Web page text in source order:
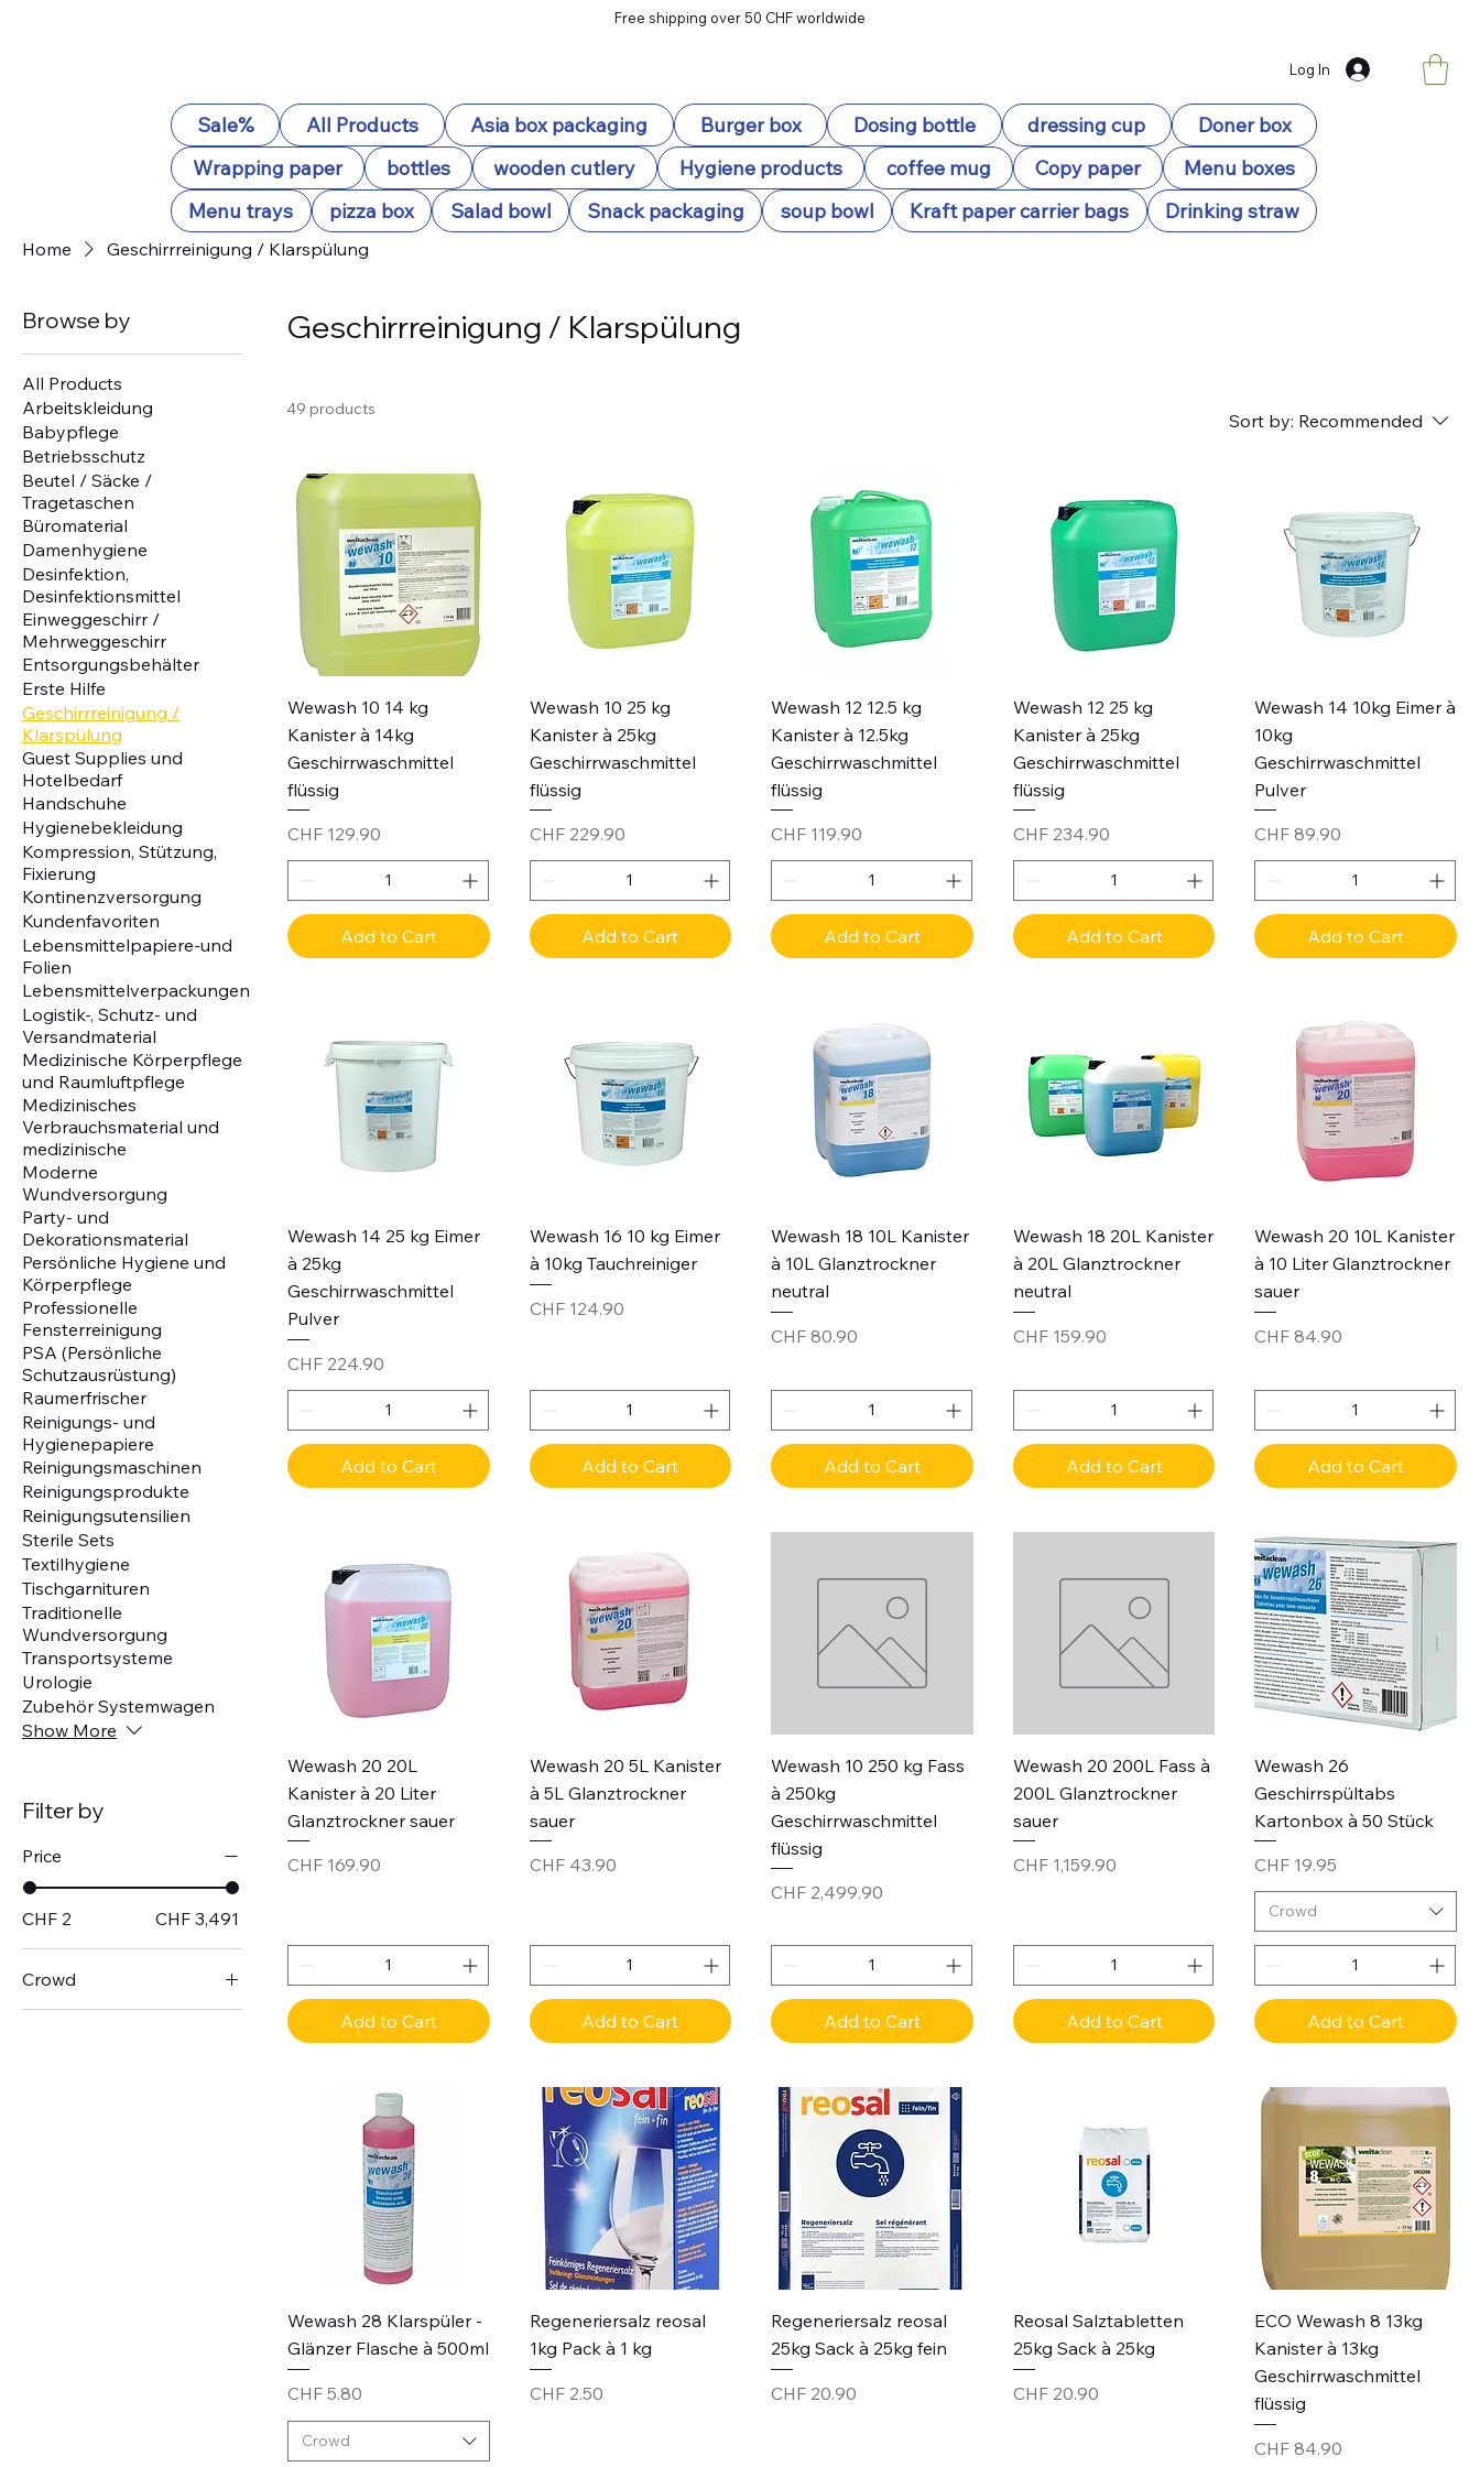
Free shipping over 50 CHF worldwide
Sale% All Products Asia box packaging Burger box Dosing bottle dressing cup
Doner box
Wrapping paper
bottles wooden cutlery Hygiene products coffee mug Copy paper
Menu boxes
Menu trays
pizza box Salad bowl Snack packaging soup bowl Kraft paper carrier bags Drinking straw
Log In
Home Geschirrreinigung / Klarspülung
Browse by
All Products
Arbeitskleidung
Babypflege
Betriebsschutz
Beutel / Säcke /
Tragetaschen
Büromaterial
Damenhygiene
Desinfektion,
Desinfektionsmittel
Einweggeschirr /
Mehrweggeschirr
Entsorgungsbehälter
Erste Hilfe
Geschirrreinigung /
Klarspülung
Guest Supplies und
Hotelbedarf
Handschuhe
Hygienebekleidung
Kompression, Stützung,
Fixierung
Kontinenzversorgung
Kundenfavoriten
Lebensmittelpapiere-und
Folien
Lebensmittelverpackungen
Logistik-, Schutz- und
Versandmaterial
Medizinische Körperpflege
und Raumluftpflege
Medizinisches
Verbrauchsmaterial und
medizinische
Moderne
Wundversorgung
Party- und
Dekorationsmaterial
Persönliche Hygiene und
Körperpflege
Professionelle
Fensterreinigung
PSA (Persönliche
Schutzausrüstung)
Raumerfrischer
Reinigungs- und
Hygienepapiere
Reinigungsmaschinen
Reinigungsprodukte
Reinigungsutensilien
Sterile Sets
Textilhygiene
Tischgarnituren
Traditionelle
Wundversorgung
Transportsysteme
Urologie
Zubehör Systemwagen
Show More
Filter by
Price
CHF 2 CHF 3,491
Crowd
Geschirrreinigung / Klarspülung
49 products
Sort by: Recommended
Wewash 10 14 kg
Kanister à 14kg
Geschirrwaschmittel
flüssig
Price
CHF 129.90
Add to Cart
Wewash 10 25 kg
Kanister à 25kg
Geschirrwaschmittel
flüssig
Price
CHF 229.90
Add to Cart
Wewash 12 12.5 kg
Kanister à 12.5kg
Geschirrwaschmittel
flüssig
Price
CHF 119.90
Add to Cart
Wewash 12 25 kg
Kanister à 25kg
Geschirrwaschmittel
flüssig
Price
CHF 234.90
Add to Cart
Wewash 14 10kg Eimer à
10kg
Geschirrwaschmittel
Pulver
Price
CHF 89.90
Add to Cart
Wewash 14 25 kg Eimer
à 25kg
Geschirrwaschmittel
Pulver
Price
CHF 224.90
Add to Cart
Wewash 16 10 kg Eimer
à 10kg Tauchreiniger
Price
CHF 124.90
Add to Cart
Wewash 18 10L Kanister
à 10L Glanztrockner
neutral
Price
CHF 80.90
Add to Cart
Wewash 18 20L Kanister
à 20L Glanztrockner
neutral
Price
CHF 159.90
Add to Cart
Wewash 20 10L Kanister
à 10 Liter Glanztrockner
sauer
Price
CHF 84.90
Add to Cart
Wewash 20 20L
Kanister à 20 Liter
Glanztrockner sauer
Price
CHF 169.90
Add to Cart
Wewash 20 5L Kanister
à 5L Glanztrockner
sauer
Price
CHF 43.90
Add to Cart
Wewash 10 250 kg Fass
à 250kg
Geschirrwaschmittel
flüssig
Price
CHF 2,499.90
Add to Cart
Wewash 20 200L Fass à
200L Glanztrockner
sauer
Price
CHF 1,159.90
Add to Cart
Wewash 26
Geschirrspültabs
Kartonbox à 50 Stück
Price
CHF 19.95
Crowd
Add to Cart
Wewash 28 Klarspüler -
Glänzer Flasche à 500ml
Price
CHF 5.80
Crowd
Regeneriersalz reosal
1kg Pack à 1 kg
Price
CHF 2.50
Regeneriersalz reosal
25kg Sack à 25kg fein
Price
CHF 20.90
Reosal Salztabletten
25kg Sack à 25kg
Price
CHF 20.90
ECO Wewash 8 13kg
Kanister à 13kg
Geschirrwaschmittel
flüssig
Price
CHF 84.90